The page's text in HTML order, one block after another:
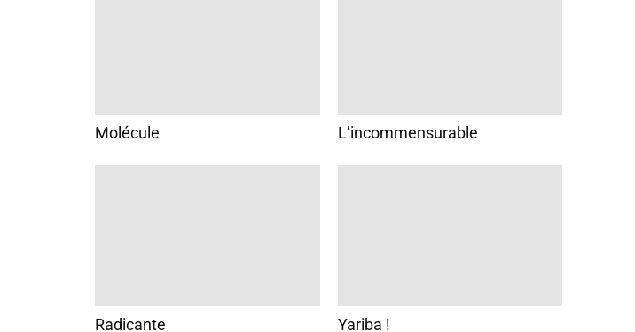
Molécule L’incommensurable
Radicante Yariba !